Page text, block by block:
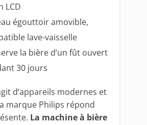
LCD
égouttoir amovible,
lave-vaisselle
la bière d’un fût ouvert
30 jours
d’appareils modernes et
marque Philips répond
La machine à bière